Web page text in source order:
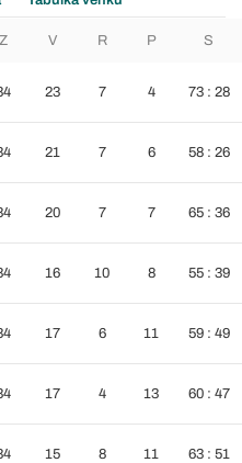
Z V R P S
23 7 4 73 : 28
21 7 6 58 : 26
20 7 7 65 : 36
16 10 8 55 : 39
17 6 11 59 : 49
17 4 13 60 : 47
15 8 11 63 : 51